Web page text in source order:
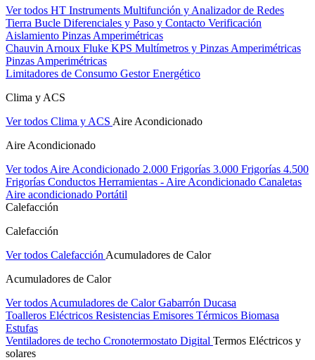
Ver todos HT Instruments Multifunción y Analizador de Redes
Tierra Bucle Diferenciales y Paso y Contacto Verificación
Aislamiento Pinzas Amperimétricas
Chauvin Arnoux Fluke KPS Multímetros y Pinzas Amperimétricas
Pinzas Amperimétricas
Limitadores de Consumo Gestor Energético
Clima y ACS
Ver todos Clima y ACS Aire Acondicionado
Aire Acondicionado
Ver todos Aire Acondicionado 2.000 Frigorías 3.000 Frigorías 4.500
Frigorías Conductos Herramientas - Aire Acondicionado Canaletas
Aire acondicionado Portátil
Calefacción
Calefacción
Ver todos Calefacción Acumuladores de Calor
Acumuladores de Calor
Ver todos Acumuladores de CalorGabarrón Ducasa
Toalleros Eléctricos Resistencias Emisores Térmicos Biomasa
Estufas
Ventiladores de techo Cronotermostato Digital Termos Eléctricos y
solares